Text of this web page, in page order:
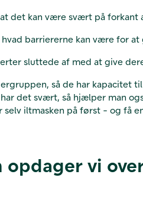
det kan være svært på forkant
barriererne kan være for
sluttede af med at give
så de har kapacitet
det svært, så hjælper man
selv iltmasken på først - og få
opdager vi